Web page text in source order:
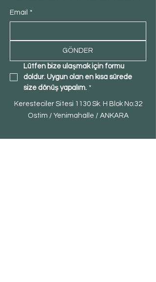
Email *
GÖNDER
Lütfen bize ulaşmak için formu
doldur. Uygun olan en kısa sürede
size dönüş yapalım. *
Keresteciler Sitesi 1130 Sk. H Blok No:32
Ostim / Yenimahalle / ANKARA